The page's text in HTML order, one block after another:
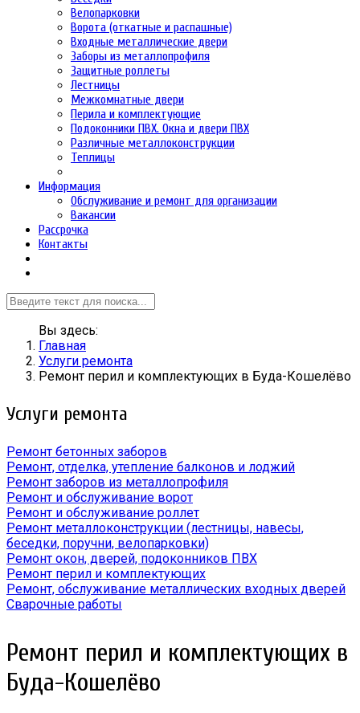
Велопарковки
Ворота (откатные и распашные)
Входные металлические двери
Заборы из металлопрофиля
Защитные роллеты
Лестницы
Межкомнатные двери
Перила и комплектующие
Подоконники ПВХ. Окна и двери ПВХ
Различные металлоконструкции
Теплицы
Информация
Обслуживание и ремонт для организации
Вакансии
Рассрочка
Контакты
Вы здесь:
Главная
Услуги ремонта
Ремонт перил и комплектующих в Буда-Кошелёво
Услуги ремонта
Ремонт бетонных заборов
Ремонт, отделка, утепление балконов и лоджий
Ремонт заборов из металлопрофиля
Ремонт и обслуживание ворот
Ремонт и обслуживание роллет
Ремонт металлоконструкции (лестницы, навесы,
беседки, поручни, велопарковки)
Ремонт окон, дверей, подоконников ПВХ
Ремонт перил и комплектующих
Ремонт, обслуживание металлических входных дверей
Сварочные работы
Ремонт перил и комплектующих в
Буда-Кошелёво